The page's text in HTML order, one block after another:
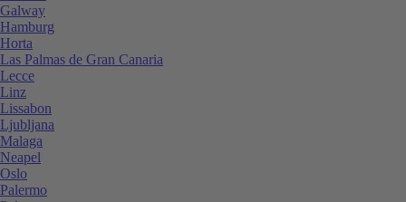
Galway
Hamburg
Horta
Las Palmas de Gran Canaria
Lecce
Linz
Lissabon
Ljubljana
Malaga
Neapel
Oslo
Palermo